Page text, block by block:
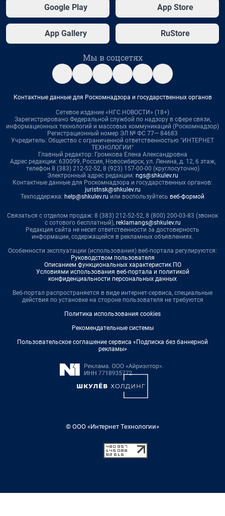
Google Play App Store
App Gallery RuStore
Мы в соцсетях
Контактные данные для Роскомнадзора и государственных органов
Сетевое издание «НГС.НОВОСТИ» (18+)
Зарегистрировано Федеральной службой по надзору в сфере связи,
информационных технологий и массовых коммуникаций (Роскомнадзор)
Регистрационный номер ЭЛ № ФС 77— 84683
Учредитель: Общество с ограниченной ответственностью "ИНТЕРНЕТ
ТЕХНОЛОГИИ"
Главный редактор: Громкова Елена Александровна
Адрес редакции: 630099, Россия, Новосибирск, ул. Ленина, д. 12, 6 этаж,
телефон 8 (383) 212-52-52, 8 (923) 157-00-00 (круглосуточно)
Электронный адрес редакции: ngs@shkulev.ru
Контактные данные для Роскомнадзора и государственных органов:
juristnsk@shkulev.ru
Техподдержка: help@shkulev.ru или воспользуйтесь веб-формой
Связаться с отделом продаж: 8 (383) 212-52-52, 8 (800) 200-03-83 (звонок
с сотового бесплатный), reklamangs@shkulev.ru
Редакция сайта не несет ответственности за достоверность
информации, содержащейся в рекламных объявлениях.
Особенности эксплуатации (использования) веб-портала регулируются:
Руководством пользователя
Описанием функциональных характеристик ПО
Условиями использования веб-портала и политикой
конфиденциальности персональных данных
Веб-портал распространяется в виде интернет-сервиса, специальные
действия по установке на стороне пользователя не требуются
Политика использования cookies
Рекомендательные системы
Пользовательское соглашение сервиса «Подписка без баннерной
рекламы»
© ООО «Интернет Технологии»